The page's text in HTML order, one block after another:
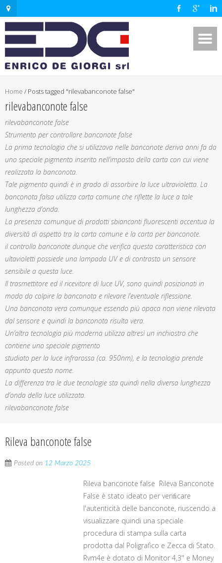
Home / Posts tagged "rilevabanconote false"
rilevabanconote false
rilevabanconote false
Strumento per controllare banconote false
La prima tecnologia che si utilizzava nelle banconote deriva anni fa da
uno speciale pigmento inserito nell’impasto della carta con cui viene
realizzata la banconota.
Tale pigmento quindi è in grado di assorbire la luce ultravioletta. La
banconota falsa utilizza carta comune che riflette la luce a tale
lunghezza d’onda.
La presenza comunque di prodotti sbiancanti fluorescenti accentua la
diversità di aspetto tra la carta comune e la carta per banconote.
il controlla banconote dunque che verifica questa caratteristica con
ultavioletti possiede una lampada UV e di contrasto un sensore
sensibile a questa luce.
Il trasmettitore ed il ricevitore di luce UV, sono quindi posizionati in
modo da colpire la banconota e rilevare l’eventuale riflessione.
Una banconota vera comunque essendo più opaca non viene rilevata
dal sensore e quindi la banconota risulta vera.
Un’altra tecnologia più moderna utilizza altresì un inchiostro che
contiene uno speciale pigmento
studiato per la luce infrarossa (ca. 950nm), e la tecnologia prende
appunto questo nome.
La differenza tra le due tecnologie sta quindi nella diversa lunghezza
d’onda della luce utilizzata.
rilevabanconote false
Rileva banconote false
Posted on 12 Marzo 2025
Rileva banconote false Rileva Banconote
False è stato ideato per veriﬁcare
l'autenticità delle banconote, riuscendo a
visualizzare quindi una speciale
procedura di stampa sulla carta
prodotta dal Poligrafico e Zecca di Stato.
Rvm4e è dotato di Monitor 4,3'' e Money